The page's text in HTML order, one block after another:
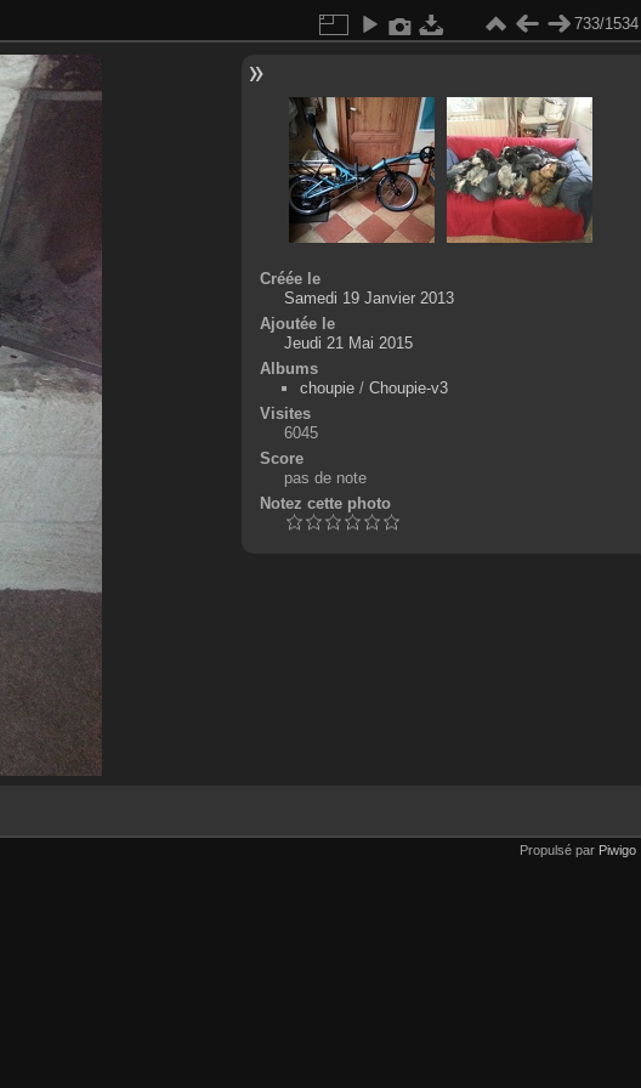
733/1534
Créée le
Samedi 19 Janvier 2013
Ajoutée le
Jeudi 21 Mai 2015
Albums
choupie/ Choupie-v3
Visites
6045
Score
pas de note
Notez cette photo
Propulsé par Piwigo